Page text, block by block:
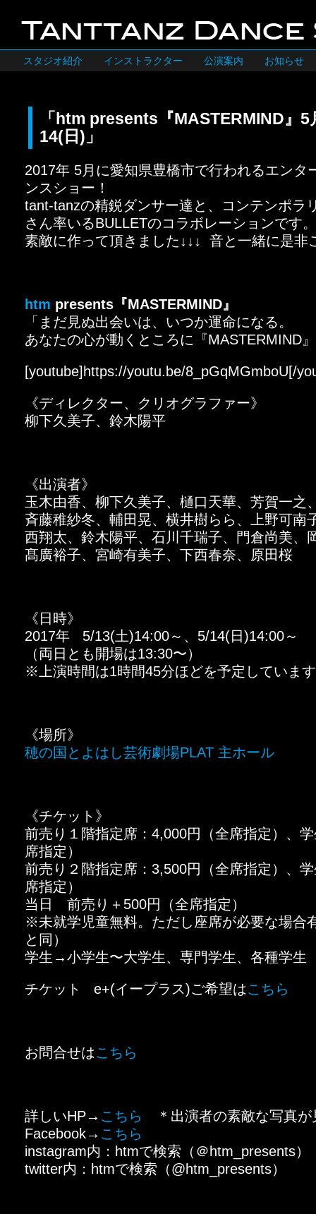
スタジオ紹介 インストラクター 公演案内 お知らせ
「htm presents『MASTERMIND』5
14(日)」
2017年 5月に愛知県豊橋市で行われるエンタ
ンスショー！
tant-tanzの精鋭ダンサー達と、コンテンポラ
さん率いるBULLETのコラボレーションです
素敵に作って頂きました↓↓↓ 音と一緒に是非
htm presents『MASTERMIND』
「まだ見ぬ出会いは、いつか運命になる。
あなたの心が動くところに『MASTERMIND
[youtube]https://youtu.be/8_pGqMGmboU[/
《ディレクター、クリオグラファー》
柳下久美子、鈴木陽平
《出演者》
玉木由香、柳下久美子、樋口天華、芳賀一之
斉藤稚紗冬、輔田晃、横井樹らら、上野可南
西翔太、鈴木陽平、石川千瑞子、門倉尚美、
髙廣裕子、宮崎有美子、下西春奈、原田桜
《日時》
2017年 5/13(土)14:00～、5/14(日)14:00～
（両日とも開場は13:30〜）
※上演時間は1時間45分ほどを予定していま
《場所》
穂の国とよはし芸術劇場PLAT 主ホール
《チケット》
前売り１階指定席：4,000円（全席指定）、
席指定）
前売り２階指定席：3,500円（全席指定）、
席指定）
当日 前売り＋500円（全席指定）
※未就学児童無料。ただし座席が必要な場合
と同）
学生→小学生〜大学生、専門学生、各種学生
チケット e+(イープラス)ご希望はこちら
お問合せはこちら
詳しいHP→ こちら
＊出演者の素敵な写真が
Facebook→ こちら
instagram内：htmで検索（＠htm_presents）
twitter内：htmで検索（@htm_presents）